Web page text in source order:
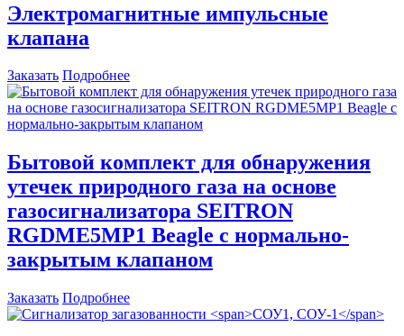
Электромагнитные импульсные
клапана
Заказать Подробнее
Бытовой комплект для обнаружения
утечек природного газа на основе
газосигнализатора SEITRON
RGDME5MP1 Beagle с нормально-
закрытым клапаном
Заказать Подробнее